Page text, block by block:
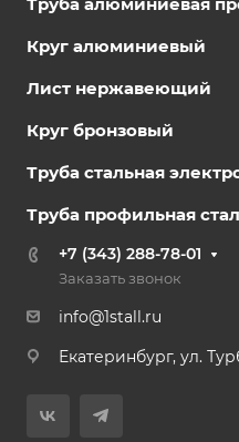
Труба алюминиевая
Круг алюминиевый
Лист нержавеющий
Круг бронзовый
Труба стальная
Труба профильная
+7 (343) 288-78-01
Заказать звонок
info@1stall.ru
Екатеринбург, ул.